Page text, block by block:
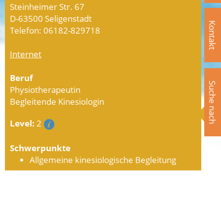
Kontakt
Suche nach
Steinheimer Str. 67
D-63500 Seligenstadt
Telefon: 06182-829718
Internet
Beruf
Physiotherapeutin
Begleitende Kinesiologin
Level: 2
Schwerpunkte
Allgemeine kinesiologische Begleitung